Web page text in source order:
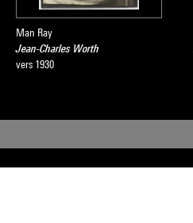
Man Ray
Jean-Charles Worth
vers 1930